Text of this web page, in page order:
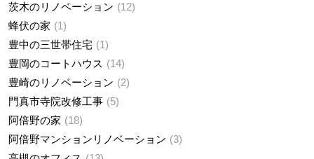
茨木のリノベーション
12
蜂伏の家
1
豊中の三世帯住宅
1
豊岡のコートハウス
14
豊崎のリノベーション
2
門真市寺院改修工事
5
阿倍野の家
18
阿倍野マンションリノベーション
3